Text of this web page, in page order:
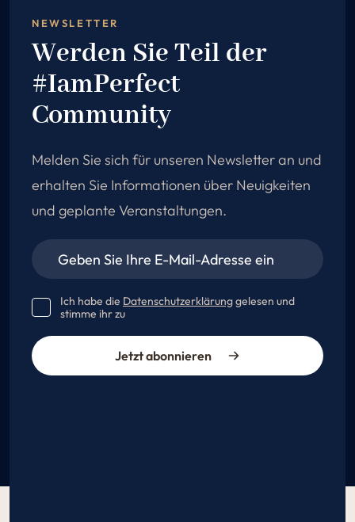
NEWSLETTER
Werden Sie Teil der
#IamPerfect
Community
Melden Sie sich für unseren Newsletter an und
erhalten Sie Informationen über Neuigkeiten
und geplante Veranstaltungen.
Ich habe die Datenschutzerklärunggelesen und
stimme ihr zu
Jetzt abonnieren